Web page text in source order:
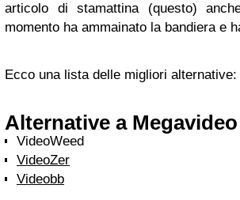
articolo di stamattina (questo)
momento ha ammainato la bandiera e
Ecco una lista delle migliori alternative:
Alternative a Megavideo
VideoWeed
VideoZer
Videobb